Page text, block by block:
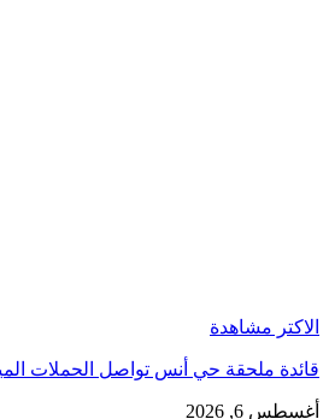
الاكتر مشاهدة
قائدة ملحقة حي أنس تواصل الحملات
أغسطس 6, 2026